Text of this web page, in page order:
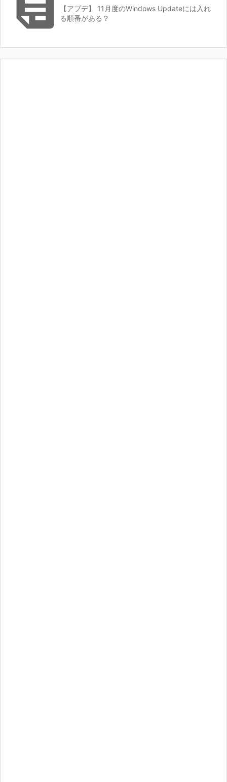
【アプデ】 11月度のWindows Updateには入れ
る順番がある？